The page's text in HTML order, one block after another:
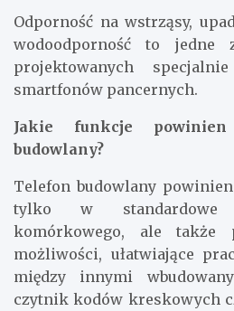
Odporność na wstrząsy,
wodoodporność to jedne
projektowanych
smartfonów pancernych.
Jakie funkcje
budowlany?
Telefon budowlany
tylko w standardowe
komórkowego, ale także
możliwości, ułatwiające
między innymi
czytnik kodów kreskowych